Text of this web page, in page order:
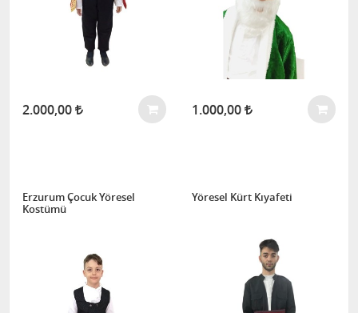
2.000,00 1.000,00
Erzurum Çocuk Yöresel
Kostümü
Yöresel Kürt Kıyafeti